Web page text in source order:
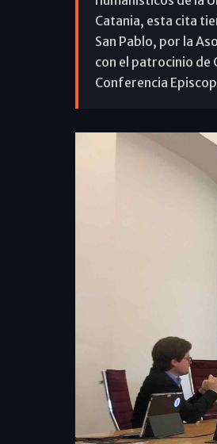
Catania, esta cita
San Pablo, por la
con el patrocinio de
Conferencia